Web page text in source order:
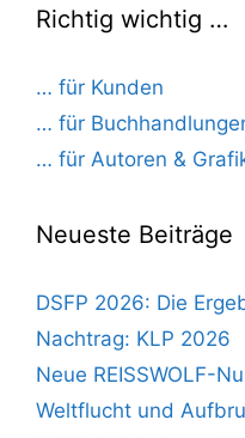
Richtig wichtig …
… für Kunden
… für
… für Autoren &
Neueste Beiträge
DSFP 2026: Die
Nachtrag: KLP 2026
Neue REISSWOLF-
Weltflucht und